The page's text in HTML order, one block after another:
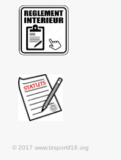
© 2017 www.tirsportif16.org